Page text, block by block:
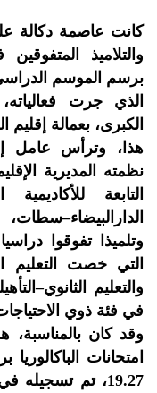
كانت عاصمة دكالة
والتلاميذ
الذي جرت
الكبرى، بعمالة إقليم
هذا، وترأس عامل
نظمته المديرية
التابعة
وتلميذا تفوقوا
التي خصت التعليم
والتعليم
في فئة ذوي الاحتياجات
وقد كان
امتحانات
19.27، تم